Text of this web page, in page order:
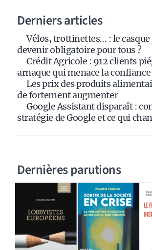
Derniers articles
Vélos, trottinettes… : le
devenir obligatoire pour tous ?
Crédit Agricole : 912 clients
arnaque qui menace la
Les prix des produits
de fortement augmenter
Google Assistant disparaît :
stratégie de Google et ce qui
Dernières parutions